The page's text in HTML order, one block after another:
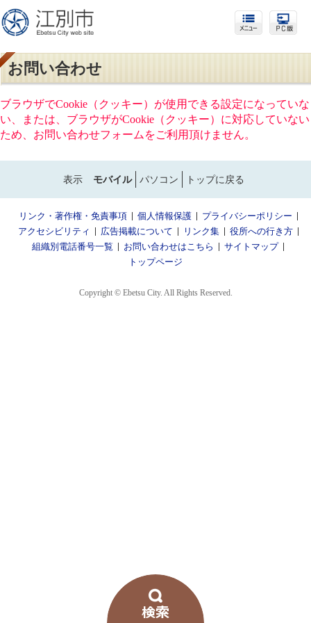
お問い合わせ
ブラウザでCookie（クッキー）が使用できる設定になっていな
い、または、ブラウザがCookie（クッキー）に対応していない
ため、お問い合わせフォームをご利用頂けません。
表示 モバイル パソコン トップに戻る
リンク・著作権・免責事項 個人情報保護
プライバシーポリシー
アクセシビリティ
広告掲載について リンク集
役所への行き方
組織別電話番号一覧
お問い合わせはこちら
サイトマップ
トップページ
Copyright © Ebetsu City. All Rights Reserved.